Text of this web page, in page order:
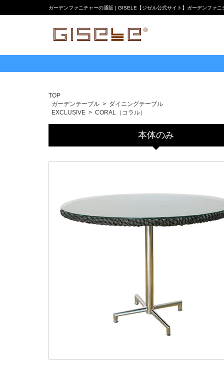
ガーデンファニチャーの通販 | GISELE【ジゼル公式サイト】ガーデンファニ
TOP
ガーデンテーブル
ダイニングテーブル
EXCLUSIVE
CORAL（コラル）
本体のみ